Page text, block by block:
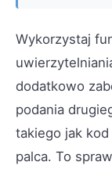
Wykorzystaj
dodatkowo
podania
takiego jak
palca. To